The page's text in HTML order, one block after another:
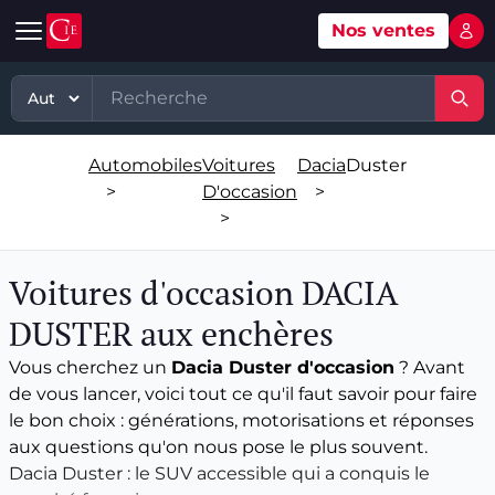
Automobile
Voitures d'occasion
Véhicules tout terrain et 4x4 d'occasion
Voitures de luxe d'occasion
Véhicules utilitaires d'occasion
Grande vente mobilier objets
Ventes XXème
Bijoux & Mode
Vins & Spiritueux
Spécialités
Matériel, équipement
Matériel professionnel
Stock et marchandises neuves et
TP
Nos ventes
Automobiles
>
Voitures
D'occasion
>
Dacia
>
Duster
Voitures d'occasion DACIA
DUSTER aux enchères
Vous cherchez un Dacia Duster d'occasion ? Avant
de vous lancer, voici tout ce qu'il faut savoir pour faire
le bon choix : générations, motorisations et réponses
aux questions qu'on nous pose le plus souvent.
Dacia Duster : le SUV accessible qui a conquis le